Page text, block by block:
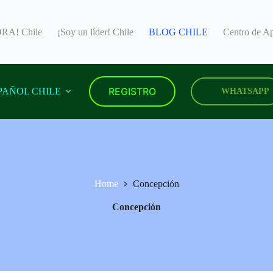
Chile ¡Soy un líder! Chile BLOG CHILE Centro de
CHILE REGISTRO WHATSAPP
Home Concepción
Concepción